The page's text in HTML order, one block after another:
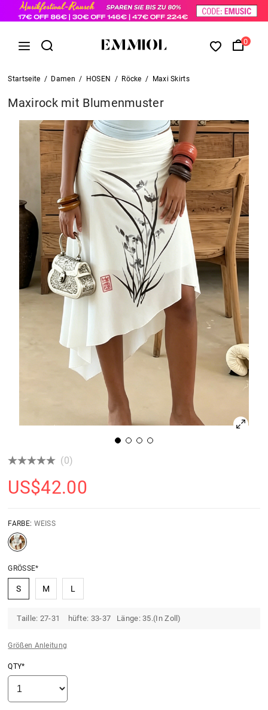
0
Startseite / Damen / HOSEN / Röcke / Maxi Skirts
Maxirock mit Blumenmuster
(0)
US$42.00
FARBE: WEISS
GRÖSSE*
S M L
Taille: 27-31 hüfte: 33-37 Länge: 35.(In Zoll)
Größen Anleitung
QTY*